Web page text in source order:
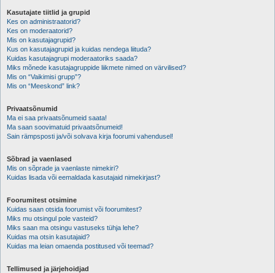
Kasutajate tiitlid ja grupid
Kes on administraatorid?
Kes on moderaatorid?
Mis on kasutajagrupid?
Kus on kasutajagrupid ja kuidas nendega liituda?
Kuidas kasutajagrupi moderaatoriks saada?
Miks mõnede kasutajagruppide liikmete nimed on värvilised?
Mis on “Vaikimisi grupp”?
Mis on “Meeskond” link?
Privaatsõnumid
Ma ei saa privaatsõnumeid saata!
Ma saan soovimatuid privaatsõnumeid!
Sain rämpsposti ja/või solvava kirja foorumi vahendusel!
Sõbrad ja vaenlased
Mis on sõprade ja vaenlaste nimekiri?
Kuidas lisada või eemaldada kasutajaid nimekirjast?
Foorumitest otsimine
Kuidas saan otsida foorumist või foorumitest?
Miks mu otsingul pole vasteid?
Miks saan ma otsingu vastuseks tühja lehe?
Kuidas ma otsin kasutajaid?
Kuidas ma leian omaenda postitused või teemad?
Tellimused ja järjehoidjad